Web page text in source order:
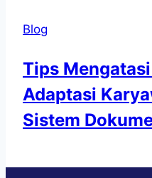
Blog
Tips
Adaptasi
Sistem